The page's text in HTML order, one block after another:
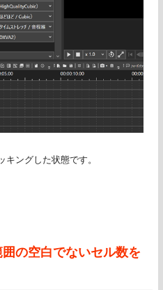
ングした状態です。
の空白でないセル数を